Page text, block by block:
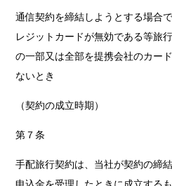
通信契約を締結しようとする場合
レジットカードが無効である等旅
の一部又は全部を提携会社のカー
ないとき
（契約の成立時期）
第７条
手配旅行契約は、当社が契約の締